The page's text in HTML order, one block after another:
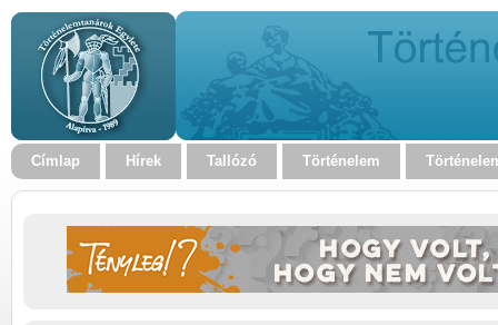
Címlap Hírek Tallózó Történelem